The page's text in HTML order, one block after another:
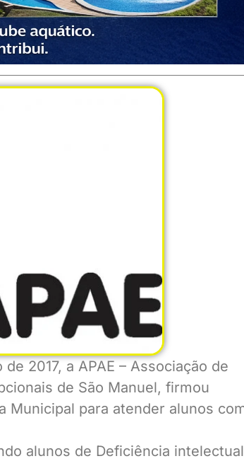
2017, a APAE – Associação de
de São Manuel, firmou
Municipal para atender alunos
alunos de Deficiência intelectual